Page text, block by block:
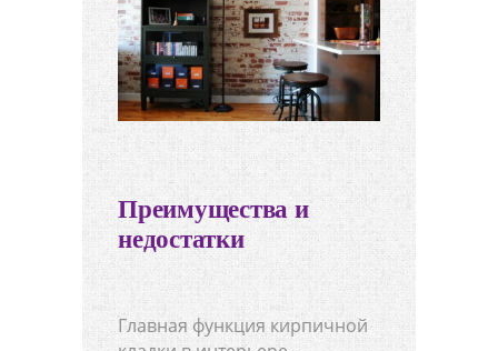
Преимущества и
недостатки
Главная функция кирпичной